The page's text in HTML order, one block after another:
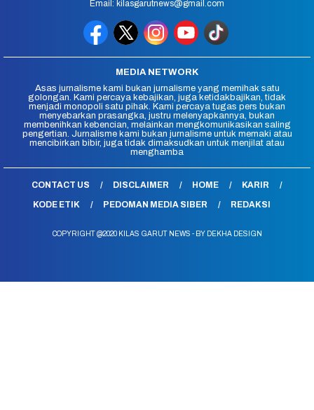
Email: kilasgarutnews@gmail.com
MEDIA NETWORK
Asas jurnalisme kami bukan jurnalisme yang memihak satu
golongan. Kami percaya kebajikan, juga ketidakbajikan, tidak
menjadi monopoli satu pihak. Kami percaya tugas pers bukan
menyebarkan prasangka, justru melenyapkannya, bukan
membenihkan kebencian, melainkan mengkomunikasikan saling
pengertian. Jurnalisme kami bukan jurnalisme untuk memaki atau
mencibirkan bibir, juga tidak dimaksudkan untuk menjilat atau
menghamba
CONTACT US DISCLAIMER HOME
KARIR
KODE ETIK
PEDOMAN MEDIA SIBER REDAKSI
COPYRIGHT @2020 KILAS GARUT NEWS - BY DEKHA DESIGN